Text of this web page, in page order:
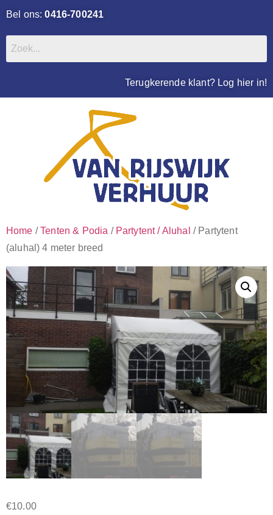
Bel ons:0416-700241
Terugkerende klant? Log hier in!
Home /Tenten & Podia / Partytent / Aluhal / Partytent
(aluhal) 4 meter breed
€10.00